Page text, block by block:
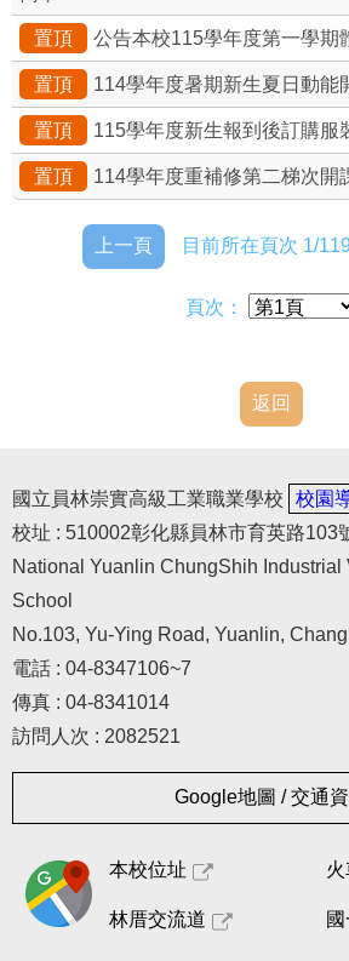
置頂 公告本校115學年度第一學期
置頂 114學年度暑期新生夏日動能
置頂 115學年度新生報到後訂購服
置頂 114學年度重補修第二梯次開
上一頁 目前所在頁次 1/
頁次：
返回
國立員林崇實高級工業職業學校
校園
校址 : 510002彰化縣員林市育英路103
National Yuanlin ChungShih Industrial
School
No.103, Yu-Ying Road, Yuanlin,
電話 : 04-8347106~7
傳真 : 04-8341014
訪問人次 : 2082521
Google地圖 / 交通
本校位址
林厝交流道